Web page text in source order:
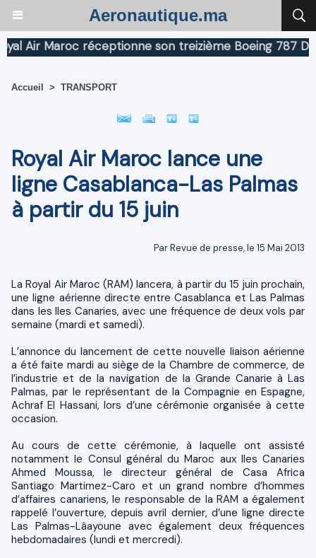
Aeronautique.ma
Maroc réceptionne son treizième Boeing 787
Accueil > TRANSPORT
Royal Air Maroc lance une
ligne Casablanca-Las Palmas
à partir du 15 juin
Par Revue de presse, le 15 Mai 2013
La Royal Air Maroc (RAM) lancera, à partir du 15 juin prochain,
une ligne aérienne directe entre Casablanca et Las Palmas
dans les Iles Canaries, avec une fréquence de deux vols par
semaine (mardi et samedi).
L’annonce du lancement de cette nouvelle liaison aérienne
a été faite mardi au siège de la Chambre de commerce, de
l’industrie et de la navigation de la Grande Canarie à Las
Palmas, par le représentant de la Compagnie en Espagne,
Achraf El Hassani, lors d’une cérémonie organisée à cette
occasion.
Au cours de cette cérémonie, à laquelle ont assisté
notamment le Consul général du Maroc aux Iles Canaries
Ahmed Moussa, le directeur général de Casa Africa
Santiago Martirnez-Caro et un grand nombre d’hommes
d’affaires canariens, le responsable de la RAM a également
rappelé l’ouverture, depuis avril dernier, d’une ligne directe
Las Palmas-Lâayoune avec également deux fréquences
hebdomadaires (lundi et mercredi).